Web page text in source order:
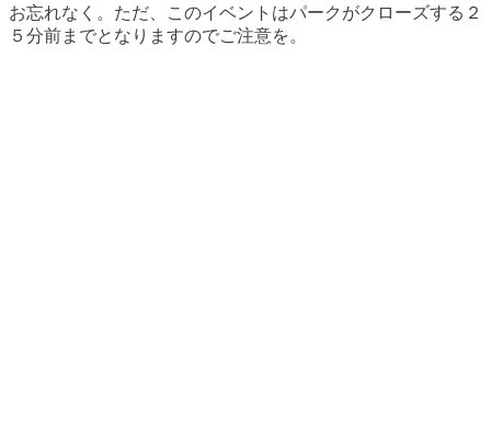
お忘れなく。ただ、このイベントはパークがクローズする２
５分前までとなりますのでご注意を。